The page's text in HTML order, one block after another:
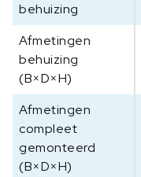
behuizing
Afmetingen
behuizing
(B×D×H)
Afmetingen
compleet
gemonteerd
(B×D×H)